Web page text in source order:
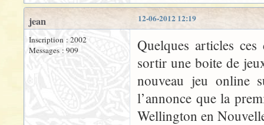
12-06-2012 12:19
jean
Inscription : 2002
Messages : 909
Quelques articles
sortir une boite de
nouveau jeu online
l’annonce que la
Wellington en